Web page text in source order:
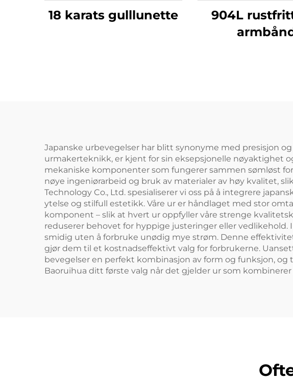
18 karats gulllunette
904L
Japanske urbevegelser har blitt synonyme med presisjon
urmakerteknikk, er kjent for sin eksepsjonelle nøyaktighet
mekaniske komponenter som fungerer sammen sømløst
nøye ingeniørarbeid og bruk av materialer av høy kvalitet,
Technology Co., Ltd. spesialiserer vi oss på å integrere
ytelse og stilfull estetikk. Våre ur er håndlaget med stor
komponent – slik at hvert ur oppfyller våre strenge
reduserer behovet for hyppige justeringer eller
smidig uten å forbruke unødig mye strøm. Denne
gjør dem til et kostnadseffektivt valg for forbrukerne.
bevegelser en perfekt kombinasjon av form og funksjon, og
Baoruihua ditt første valg når det gjelder ur som